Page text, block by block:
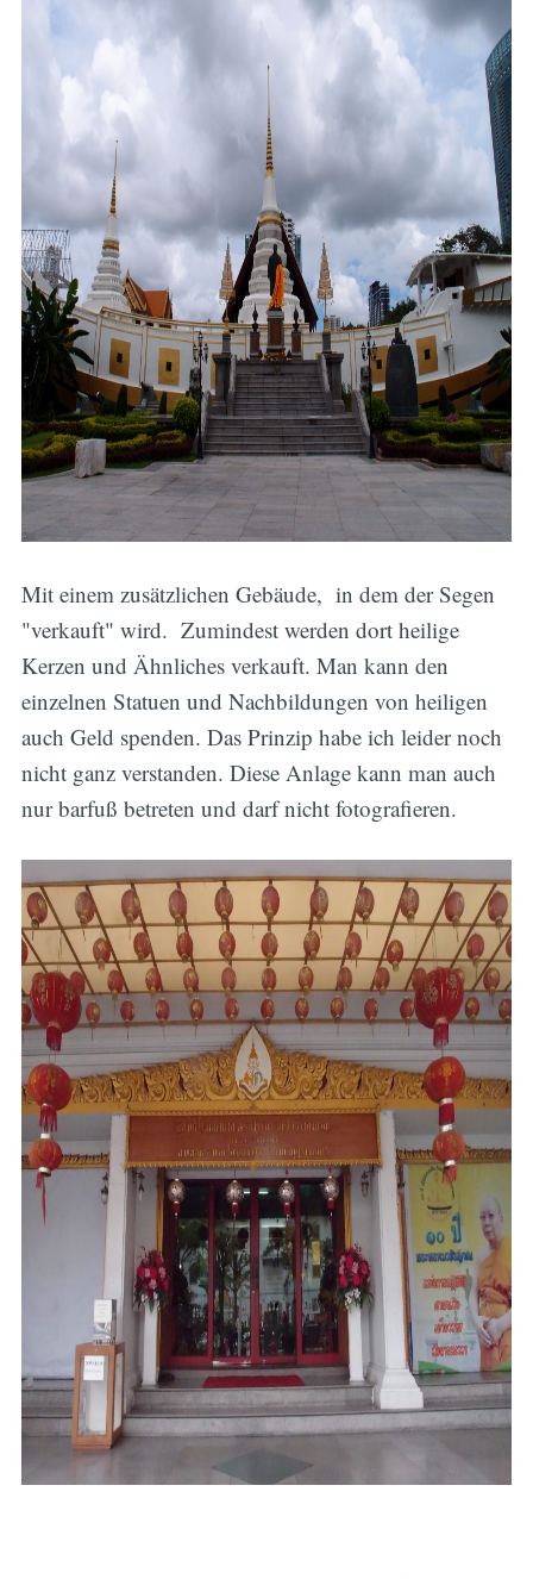
Mit einem zusätzlichen Gebäude, in dem der Segen
"verkauft" wird. Zumindest werden dort heilige
Kerzen und Ähnliches verkauft. Man kann den
einzelnen Statuen und Nachbildungen von heiligen
auch Geld spenden. Das Prinzip habe ich leider noch
nicht ganz verstanden. Diese Anlage kann man auch
nur barfuß betreten und darf nicht fotografieren.